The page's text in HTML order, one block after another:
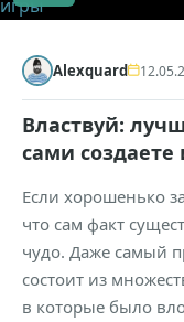
Alexquard
Властвуй:
сами создаете
Если хорошенько
что сам факт
чудо. Даже самый
состоит из
в которые было